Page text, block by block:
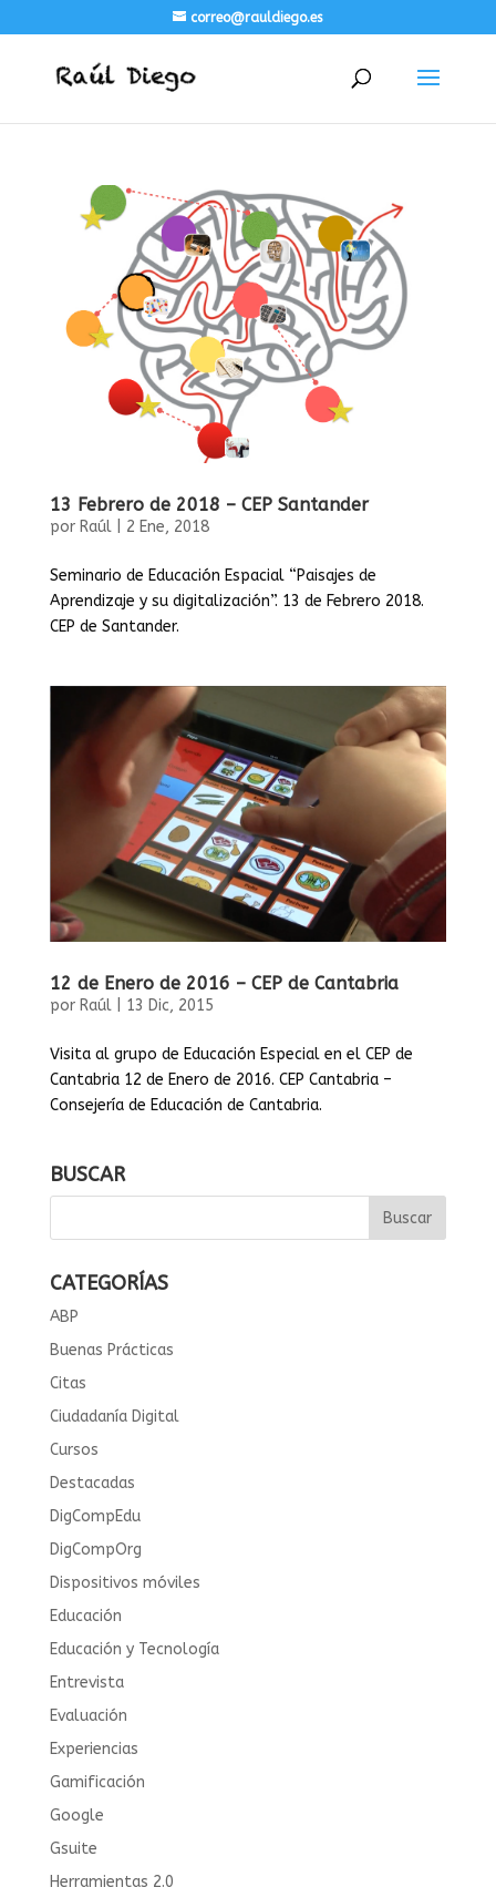
correo@rauldiego.es
13 Febrero de 2018 – CEP Santander
por Raúl| 2 Ene, 2018
Seminario de Educación Espacial “Paisajes de
Aprendizaje y su digitalización”. 13 de Febrero 2018.
CEP de Santander.
12 de Enero de 2016 – CEP de Cantabria
por Raúl| 13 Dic, 2015
Visita al grupo de Educación Especial en el CEP de
Cantabria 12 de Enero de 2016. CEP Cantabria –
Consejería de Educación de Cantabria.
BUSCAR
CATEGORÍAS
ABP
Buenas Prácticas
Citas
Ciudadanía Digital
Cursos
Destacadas
DigCompEdu
DigCompOrg
Dispositivos móviles
Educación
Educación y Tecnología
Entrevista
Evaluación
Experiencias
Gamificación
Google
Gsuite
Herramientas 2.0